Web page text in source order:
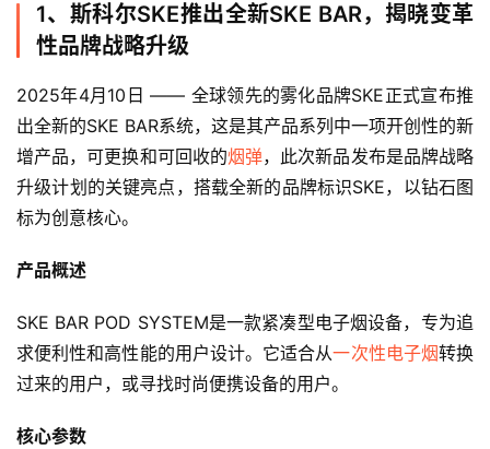
1、斯科尔SKE推出全新SKE BAR，揭晓变革
性品牌战略升级
2025年4月10日 —— 全球领先的雾化品牌SKE正式宣布推
出全新的SKE BAR系统，这是其产品系列中一项开创性的新
增产品，可更换和可回收的烟弹，此次新品发布是品牌战略
升级计划的关键亮点，搭载全新的品牌标识SKE，以钻石图
标为创意核心。
产品概述
SKE BAR POD SYSTEM是一款紧凑型电子烟设备，专为追
求便利性和高性能的用户设计。它适合从一次性电子烟转换
过来的用户，或寻找时尚便携设备的用户。
核心参数